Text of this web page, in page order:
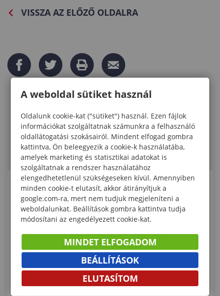
VISSZA AZ ELŐZŐ OLDALRA
KAPCSOLÓDÓ TARTALMAK
A Soproni Egyetem hallgatói és oktatói
látványvilágát
„Sopronból Sanghaiba” - WorldSkills
nemzetközi felkészülési verseny a Soproni
Egyetemen
A weboldal sütiket használ
Oldalunk cookie-kat ("sütiket") használ. Ezen fájlok
információkat szolgáltatnak számunkra a felhasználó
oldallátogatási szokásairól. Mindent elfogad gombra
kattintva, Ön beleegyezik a cookie-k használatába,
amelyek marketing és statisztikai adatokat is
szolgáltatnak a rendszer használatához
elengedhetetlenül szükségeseken kívül. Amennyiben
minden cookie-t elutasít, akkor átirányítjuk a
google.com-ra, mert nem tudjuk megjeleníteni a
weboldalunkat. Beállítások gombra kattintva tudja
módosítani az engedélyezett cookie-kat.
MINDET ELFOGADOM
BEÁLLÍTÁSOK
ELUTASÍTOM